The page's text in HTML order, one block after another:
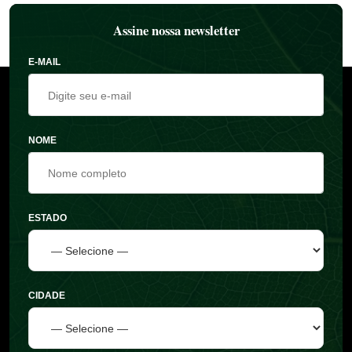
Assine nossa newsletter
E-MAIL
NOME
ESTADO
CIDADE